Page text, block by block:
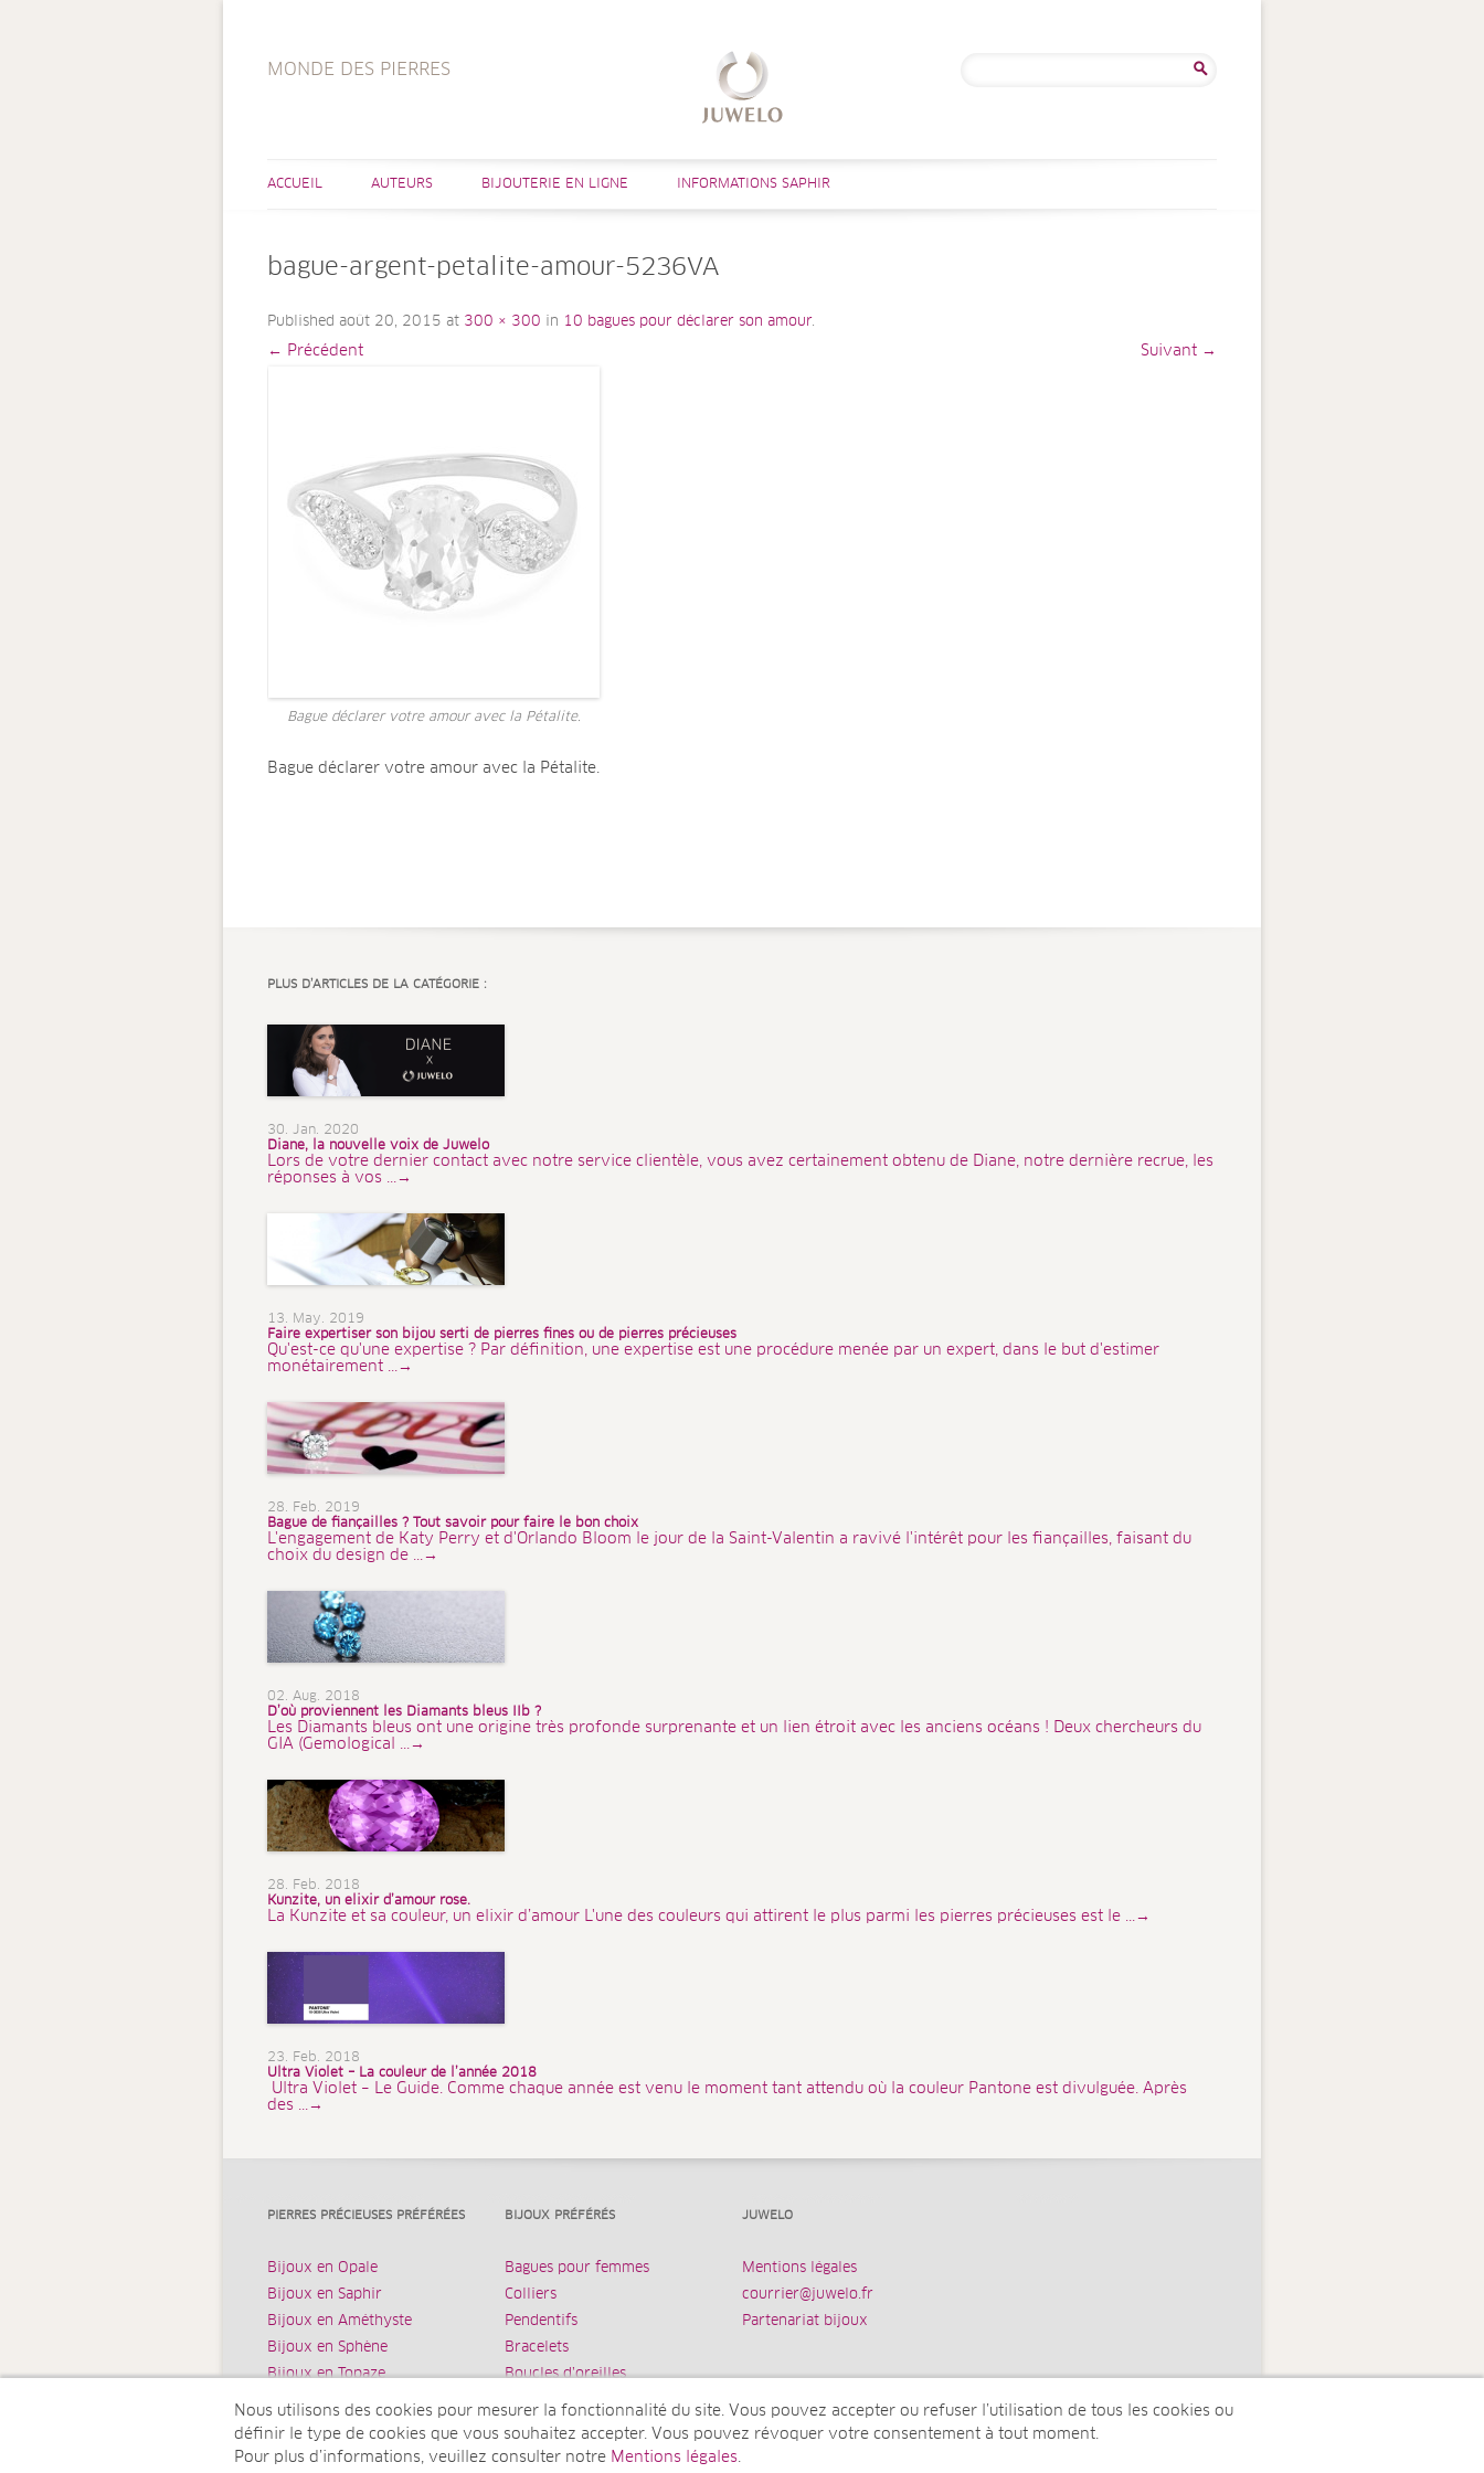
MONDE DES PIERRES
ACCUEIL AUTEURS BIJOUTERIE EN LIGNE INFORMATIONS SAPHIR
bague-argent-petalite-amour-5236VA
Published août 20, 2015 at 300 × 300 in 10 bagues pour déclarer son amour.
← Précédent Suivant →
Bague déclarer votre amour avec la Pétalite.
Bague déclarer votre amour avec la Pétalite.
PLUS D’ARTICLES DE LA CATÉGORIE :
30. Jan. 2020
Diane, la nouvelle voix de Juwelo
Lors de votre dernier contact avec notre service clientèle, vous avez certainement obtenu de Diane, notre dernière recrue, les
réponses à vos ...→
13. May. 2019
Faire expertiser son bijou serti de pierres fines ou de pierres précieuses
Qu'est-ce qu'une expertise ? Par définition, une expertise est une procédure menée par un expert, dans le but d'estimer
monétairement ...→
28. Feb. 2019
Bague de fiançailles ? Tout savoir pour faire le bon choix
L'engagement de Katy Perry et d'Orlando Bloom le jour de la Saint-Valentin a ravivé l'intérêt pour les fiançailles, faisant du
choix du design de ...→
02. Aug. 2018
D’où proviennent les Diamants bleus IIb ?
Les Diamants bleus ont une origine très profonde surprenante et un lien étroit avec les anciens océans ! Deux chercheurs du
GIA (Gemological ...→
28. Feb. 2018
Kunzite, un elixir d’amour rose.
La Kunzite et sa couleur, un elixir d’amour L'une des couleurs qui attirent le plus parmi les pierres précieuses est le ...→
23. Feb. 2018
Ultra Violet – La couleur de l’année 2018
Ultra Violet – Le Guide. Comme chaque année est venu le moment tant attendu où la couleur Pantone est divulguée. Après
des ...→
PIERRES PRÉCIEUSES PRÉFÉRÉES
Bijoux en Opale
Bijoux en Saphir
Bijoux en Améthyste
Bijoux en Sphène
Bijoux en Topaze
BIJOUX PRÉFÉRÉS
Bagues pour femmes
Colliers
Pendentifs
Bracelets
Boucles d’oreilles
JUWELO
Mentions légales
courrier@juwelo.fr
Partenariat bijoux
Nous utilisons des cookies pour mesurer la fonctionnalité du site. Vous pouvez accepter ou refuser l’utilisation de tous les cookies ou
définir le type de cookies que vous souhaitez accepter. Vous pouvez révoquer votre consentement à tout moment.
Pour plus d’informations, veuillez consulter notre Mentions légales.